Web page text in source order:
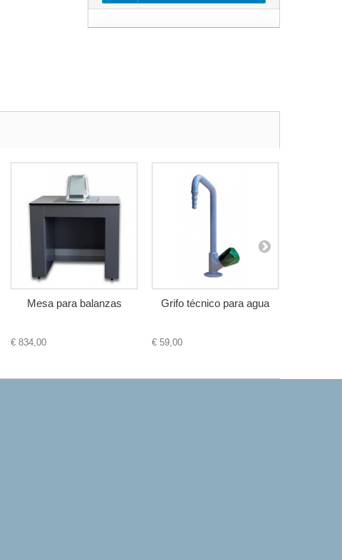
Mesa para balanzas
€ 834,00
Grifo técnico para agua
€ 59,00